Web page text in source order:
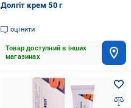
Долгіт крем 50 г
оцінити
Товар доступний в інших
магазинах